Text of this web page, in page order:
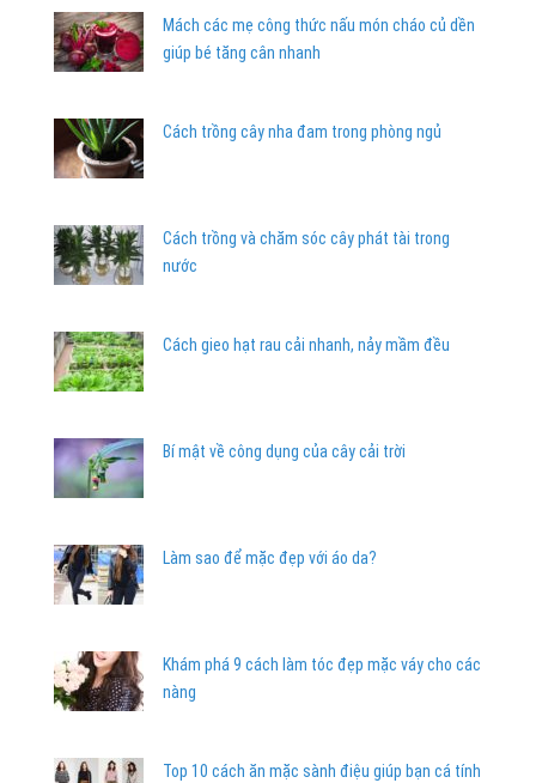
Mách các mẹ công thức nấu món cháo củ dền
giúp bé tăng cân nhanh
Cách trồng cây nha đam trong phòng ngủ
Cách trồng và chăm sóc cây phát tài trong
nước
Cách gieo hạt rau cải nhanh, nảy mầm đều
Bí mật về công dụng của cây cải trời
Làm sao để mặc đẹp với áo da?
Khám phá 9 cách làm tóc đẹp mặc váy cho các
nàng
Top 10 cách ăn mặc sành điệu giúp bạn cá tính